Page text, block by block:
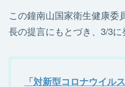
この鐘南山国家衛生健康委
長の提言にもとづき、3/3
「対新型コロナウイル